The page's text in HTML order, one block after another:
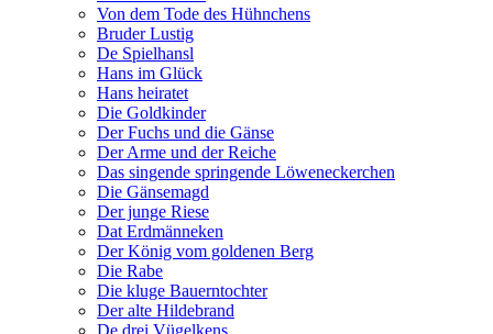
Von dem Tode des Hühnchens
Bruder Lustig
De Spielhansl
Hans im Glück
Hans heiratet
Die Goldkinder
Der Fuchs und die Gänse
Der Arme und der Reiche
Das singende springende Löweneckerchen
Die Gänsemagd
Der junge Riese
Dat Erdmänneken
Der König vom goldenen Berg
Die Rabe
Die kluge Bauerntochter
Der alte Hildebrand
De drei Vügelkens